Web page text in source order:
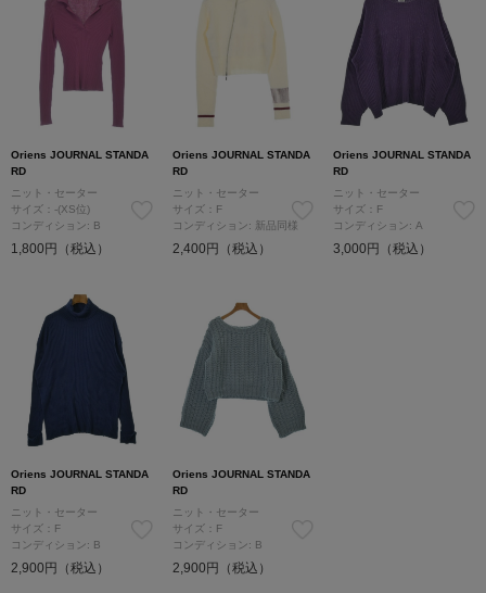
Oriens JOURNAL STANDA
RD
ニット・セーター
サイズ：-(XS位)
コンディション: B
1,800円（税込）
Oriens JOURNAL STANDA
RD
ニット・セーター
サイズ：F
コンディション: 新品同様
2,400円（税込）
Oriens JOURNAL STANDA
RD
ニット・セーター
サイズ：F
コンディション: A
3,000円（税込）
Oriens JOURNAL STANDA
RD
ニット・セーター
サイズ：F
コンディション: B
2,900円（税込）
Oriens JOURNAL STANDA
RD
ニット・セーター
サイズ：F
コンディション: B
2,900円（税込）